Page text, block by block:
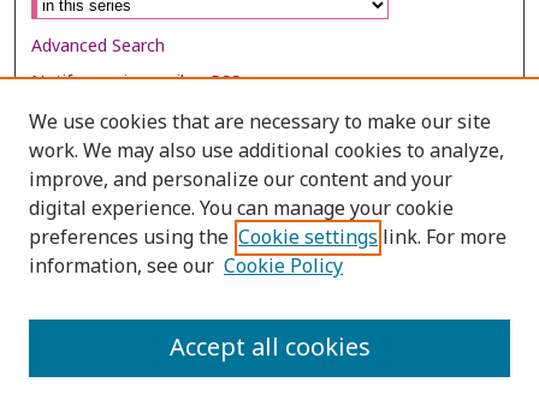
Advanced Search
Notify me via email orRSS
Browse
Collections
Disciplines
Authors
We use cookies that are necessary to make our site
work. We may also use additional cookies to analyze,
improve, and personalize our content and your
digital experience. You can manage your cookie
preferences using the Cookie settings link. For more
information, see our Cookie Policy
Accept all cookies